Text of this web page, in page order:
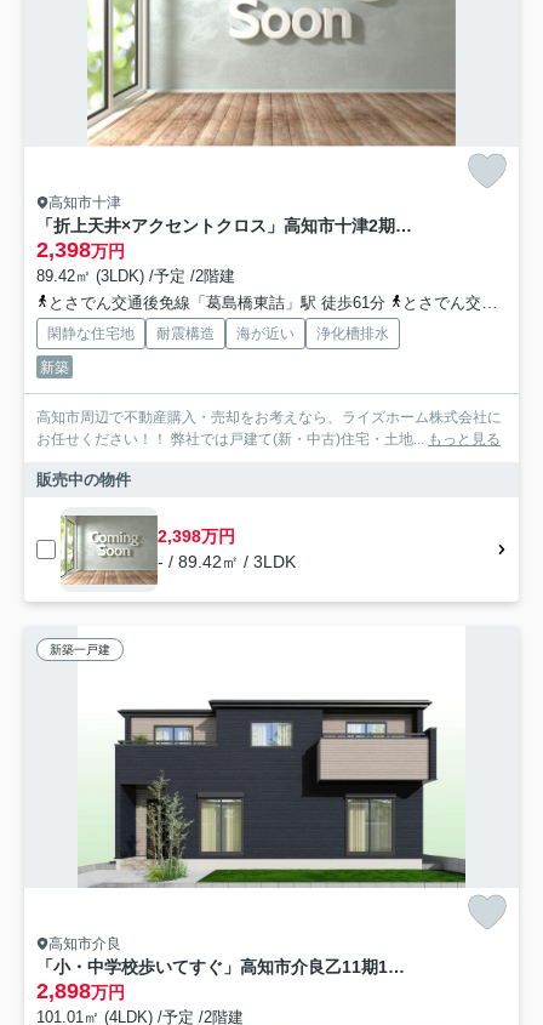
高知市十津
「折上天井×アクセントクロス」高知市十津2期1棟 新築一戸建て
2,398万円
89.42㎡ (3LDK) /予定 /2階建
とさでん交通後免線「葛島橋東詰」駅 徒歩61分
とさでん交通「十津」バス停下車 徒歩3分
閑静な住宅地 耐震構造 海が近い
浄化槽排水
新築
高知市周辺で不動産購入・売却をお考えなら、ライズホーム株式会社に
お任せください！！ 弊社では戸建て(新・中古)住宅・土地... もっと見る
販売中の物件
2,398万円
- / 89.42㎡ / 3LDK
新築一戸建
高知市介良
「小・中学校歩いてすぐ」高知市介良乙11期1号棟 新築一戸建て
2,898万円
101.01㎡ (4LDK) /予定 /2階建